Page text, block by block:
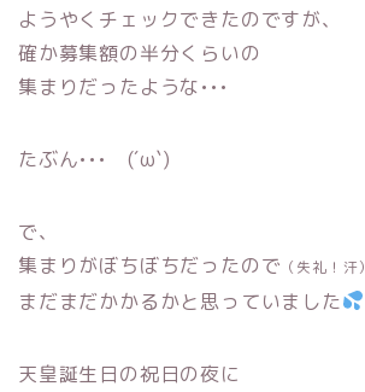
ようやくチェックできたのですが、
確か募集額の半分くらいの
集まりだったような•••
たぶん••• (´ω`)
で、
集まりがぼちぼちだったので （失礼！汗）
まだまだかかるかと思っていました
天皇誕生日の祝日の夜に